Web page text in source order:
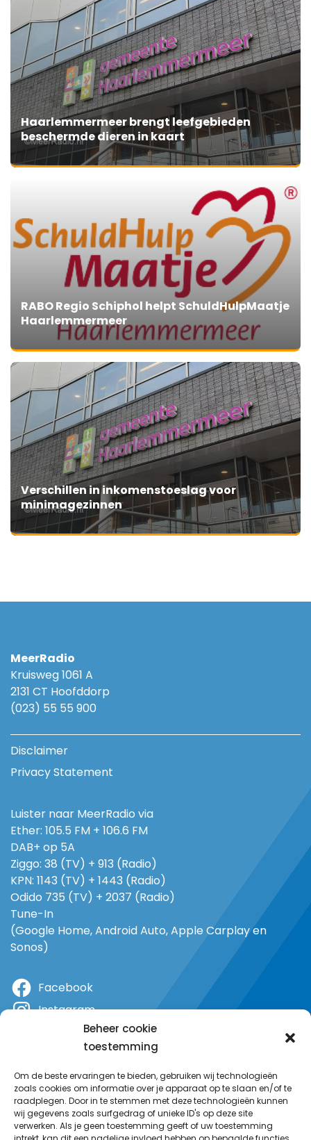
Beheer cookie
toestemming
Om de beste ervaringen te bieden, gebruiken wij technologieën
zoals cookies om informatie over je apparaat op te slaan en/of te
raadplegen. Door in te stemmen met deze technologieën kunnen
wij gegevens zoals surfgedrag of unieke ID's op deze site
verwerken. Als je geen toestemming geeft of uw toestemming
Haarlemmermeer brengt leefgebieden
beschermde dieren in kaart
RABO Regio Schiphol helpt SchuldHulpMaatje
Haarlemmermeer
Verschillen in inkomenstoeslag voor
minimagezinnen
MeerRadio
Kruisweg 1061 A
2131 CT Hoofddorp
(023) 55 55 900
Disclaimer
Privacy Statement
Luister naar MeerRadio via
Ether: 105.5 FM + 106.6 FM
DAB+ op 5A
Ziggo: 38 (TV) + 913 (Radio)
KPN: 1143 (TV) + 1443 (Radio)
Odido 735 (TV) + 2037 (Radio)
Tune-In
(Google Home, Android Auto, Apple Carplay en
Sonos)
Facebook
Instagram
YouTube